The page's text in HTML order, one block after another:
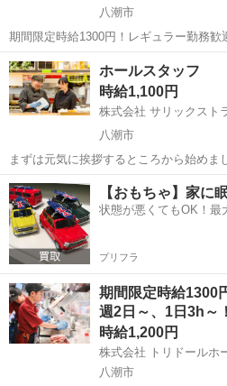
八潮市
期間限定時給1300円！レギュラー勤務
験歓迎◎まかない有！履歴書不要 仕事内容： ……………………………
★週2日～、1日3h～◎ ★バイトデビュー
分食べ...
埼玉 八潮市 レストラン
ホールスタッフ
時給1,100円
株式会社 サリックス
八潮市
まずは元気に挨拶するところから始めま
チンのお仕事にもチャレンジ！ たくさ
す！ 美味しいまかないが1食200円で食べられます
美味しい焼肉屋さん！安楽...
埼玉 八潮市 レストラン
【おもちゃ】家に
状態が悪くてもOK！最
プリフラ
期間限定時給1300
週2日～、1日3h
時給1,200円
八潮市